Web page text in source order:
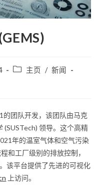
主页 / 新闻
的团队开发，该团队由马克
(SUSTech) 领导。这个高精
年的温室气体和空气污染
和工厂级别的排放控制，
该平台提供了先进的可视化
上访问。